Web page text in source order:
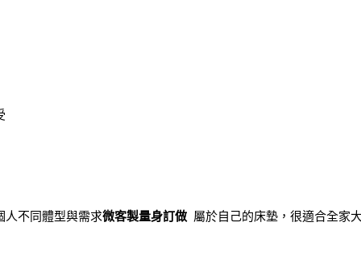
人不同體型與需求微客製量身訂做 屬於自己的床墊，很適合全家